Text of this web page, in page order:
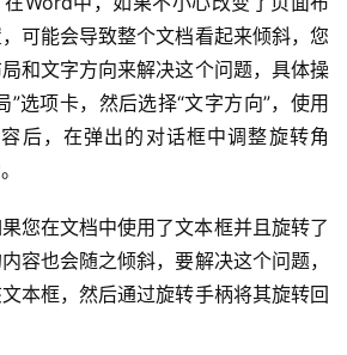
可能会导致整个文档看起来倾斜，您
和文字方向来解决这个问题，具体操
”选项卡，然后选择“文字方向”，使用
后，在弹出的对话框中调整旋转角
您在文档中使用了文本框并且旋转了
容也会随之倾斜，要解决这个问题，
本框，然后通过旋转手柄将其旋转回